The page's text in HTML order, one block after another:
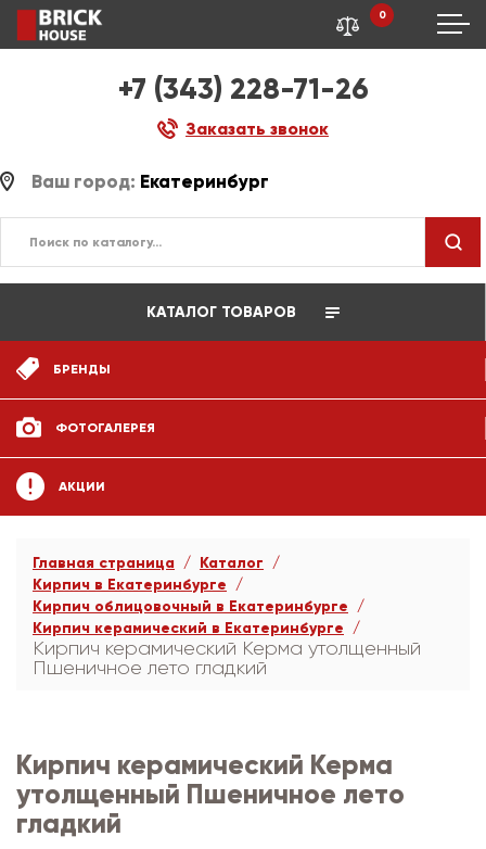
+7 (343) 228-71-26
Заказать звонок
0
Ваш город: Екатеринбург
КАТАЛОГ ТОВАРОВ
БРЕНДЫ
ФОТОГАЛЕРЕЯ
АКЦИИ
Главная страница
Каталог
Кирпич в Екатеринбурге
Кирпич облицовочный в Екатеринбурге
Кирпич керамический в Екатеринбурге
Кирпич керамический Керма утолщенный
Пшеничное лето гладкий
Кирпич керамический Керма
утолщенный Пшеничное лето
гладкий